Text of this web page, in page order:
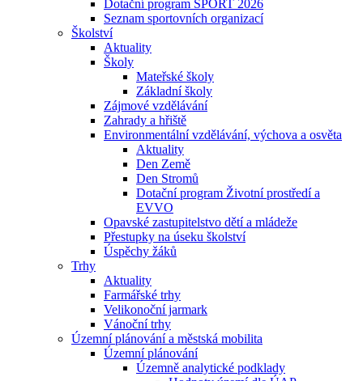
Dotační program SPORT 2026
Seznam sportovních organizací
Školství
Aktuality
Školy
Mateřské školy
Základní školy
Zájmové vzdělávání
Zahrady a hřiště
Environmentální vzdělávání, výchova a osvěta
Aktuality
Den Země
Den Stromů
Dotační program Životní prostředí a
EVVO
Opavské zastupitelstvo dětí a mládeže
Přestupky na úseku školství
Úspěchy žáků
Trhy
Aktuality
Farmářské trhy
Velikonoční jarmark
Vánoční trhy
Územní plánování a městská mobilita
Územní plánování
Územně analytické podklady